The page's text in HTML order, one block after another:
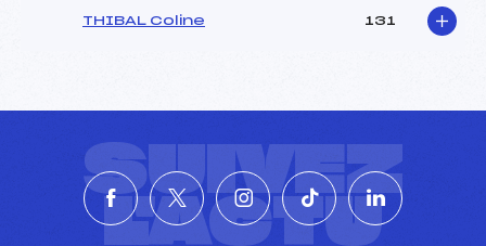
THIBAL Coline 131
SUIVEZ
L'ACTU